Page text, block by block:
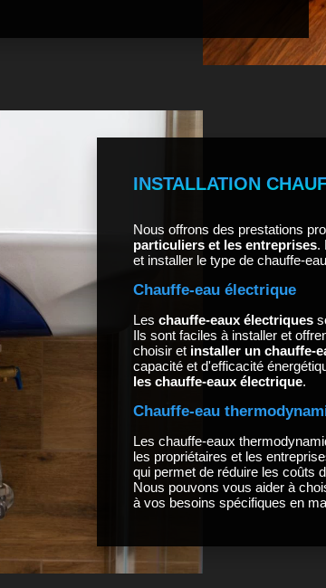
INSTALLATION
Nous offrons des prestations
particuliers et les entreprises.
et installer le type de chauffe-
Chauffe-eau électrique
Les chauffe-eaux électriques
Ils sont faciles à installer et
choisir et installer un chauffe-
capacité et d'efficacité
les chauffe-eaux électrique.
Chauffe-eau
Les chauffe-eaux
les propriétaires et les
qui permet de réduire les coûts
Nous pouvons vous aider à
à vos besoins spécifiques en